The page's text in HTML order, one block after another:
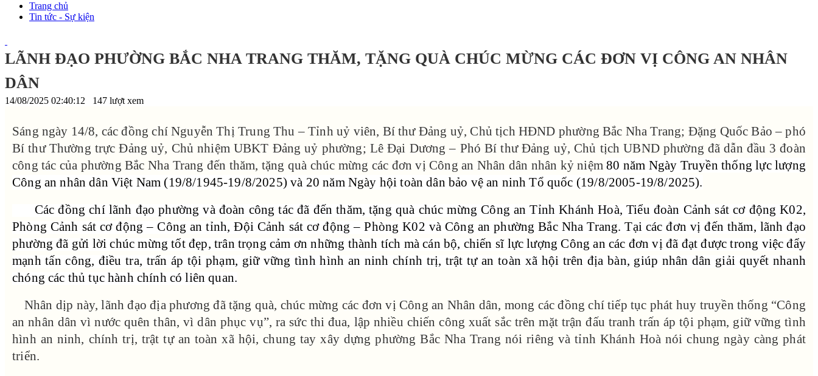
Trang chủ
Tin tức - Sự kiện
LÃNH ĐẠO PHƯỜNG BẮC NHA TRANG THĂM, TẶNG QUÀ CHÚC MỪNG CÁC ĐƠN VỊ CÔNG AN NHÂN
DÂN
14/08/2025 02:40:12 147 lượt xem
Sáng ngày 14/8, các đồng chí Nguyễn Thị Trung Thu – Tỉnh uỷ viên, Bí thư Đảng uỷ, Chủ tịch HĐND phường Bắc Nha Trang; Đặng Quốc Bảo – phó
Bí thư Thường trực Đảng uỷ, Chủ nhiệm UBKT Đảng uỷ phường; Lê Đại Dương – Phó Bí thư Đảng uỷ, Chủ tịch UBND phường đã dẫn đầu 3 đoàn
công tác của phường Bắc Nha Trang đến thăm, tặng quà chúc mừng các đơn vị Công an Nhân dân nhân kỷ niệm80 năm Ngày Truyền thống lực lượng
Công an nhân dân Việt Nam (19/8/1945-19/8/2025) và 20 năm Ngày hội toàn dân bảo vệ an ninh Tổ quốc (19/8/2005-19/8/2025).
Các đồng chí lãnh đạo phường và đoàn công tác đã đến thăm, tặng quà chúc mừng Công an Tỉnh Khánh Hoà, Tiểu đoàn Cảnh sát cơ động K02,
Phòng Cảnh sát cơ động – Công an tỉnh, Đội Cảnh sát cơ động – Phòng K02 và Công an phường Bắc Nha Trang. Tại các đơn vị đến thăm, lãnh đạo
phường đã gửi lời chúc mừng tốt đẹp, trân trọng cảm ơn những thành tích mà cán bộ, chiến sĩ lực lượng Công an các đơn vị đã đạt được trong việc đẩy
mạnh tấn công, điều tra, trấn áp tội phạm, giữ vững tình hình an ninh chính trị, trật tự an toàn xã hội trên địa bàn, giúp nhân dân giải quyết nhanh
chóng các thủ tục hành chính có liên quan.
Nhân dịp này, lãnh đạo địa phương đã tặng quà, chúc mừng các đơn vị Công an Nhân dân, mong các đồng chí tiếp tục phát huy truyền thống “Công
an nhân dân vì nước quên thân, vì dân phục vụ”, ra sức thi đua, lập nhiều chiến công xuất sắc trên mặt trận đấu tranh trấn áp tội phạm, giữ vững tình
hình an ninh, chính trị, trật tự an toàn xã hội, chung tay xây dựng phường Bắc Nha Trang nói riêng và tỉnh Khánh Hoà nói chung ngày càng phát
triển.